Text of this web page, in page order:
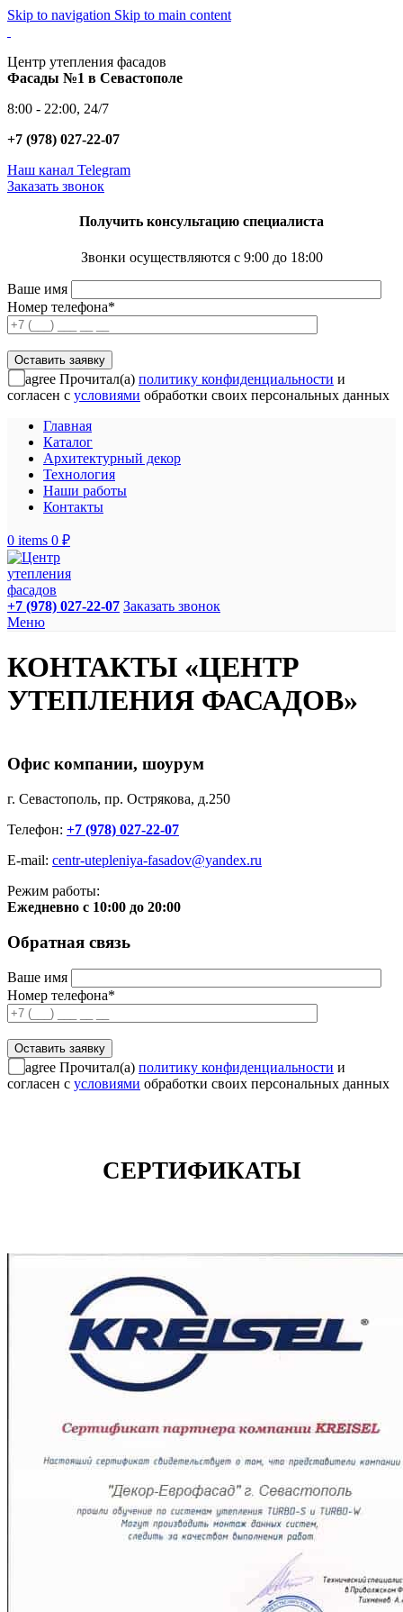
Skip to navigation Skip to main content
Центр утепления фасадов
Фасады №1 в Севастополе
8:00 - 22:00, 24/7
+7 (978) 027-22-07
Наш канал Telegram
Заказать звонок
Получить консультацию специалиста
Звонки осуществляются с 9:00 до 18:00
Ваше имя
Номер телефона*
agree Прочитал(а) политику конфиденциальности и
согласен с условиями обработки своих персональных данных
Главная
Каталог
Архитектурный декор
Технология
Наши работы
Контакты
0 items 0 ₽
+7 (978) 027-22-07 Заказать звонок
Меню
КОНТАКТЫ «ЦЕНТР
УТЕПЛЕНИЯ ФАСАДОВ»
Офис компании, шоурум
г. Севастополь, пр. Острякова, д.250
Телефон: +7 (978) 027-22-07
E-mail: centr-utepleniya-fasadov@yandex.ru
Режим работы:
Ежедневно с 10:00 до 20:00
Обратная связь
Ваше имя
Номер телефона*
agree Прочитал(а) политику конфиденциальности и
согласен с условиями обработки своих персональных данных
СЕРТИФИКАТЫ